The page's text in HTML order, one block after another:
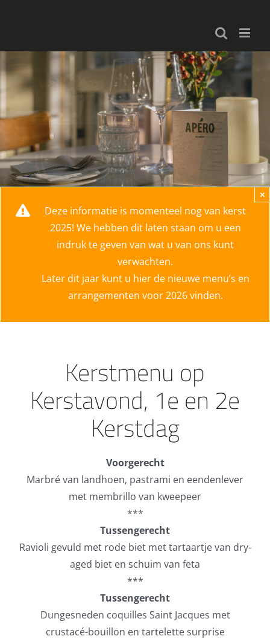
Deze informatie is momenteel nog van kerst
2025! We hebben dit laten staan om u een
indruk te geven van wat u van ons kunt
verwachten.
Later dit jaar kunt u hier de nieuwe menu’s en
arrangementen voor 2026 vinden.
×
Kerstmenu op
Kerstavond, 1e en 2e
Kerstdag
Voorgerecht
Marbré van landhoen, pastrami en eendenlever
met membrillo van kweepeer
***
Tussengerecht
Ravioli gevuld met rode biet met tartaartje van dry-
aged biet en schuim van feta
***
Tussengerecht
Dungesneden coquilles Saint Jacques met
crustacé-bouillon en tartelette surprise